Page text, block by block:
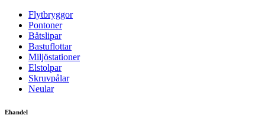
Flytbryggor
Pontoner
Båtslipar
Bastuflottar
Miljöstationer
Elstolpar
Skruvpålar
Neular
Ehandel